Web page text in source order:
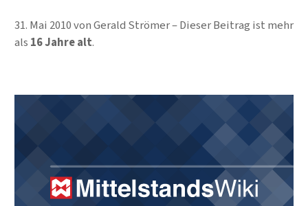
31. Mai 2010vonGerald Strömer
Dieser Beitrag ist mehr
als 16 Jahre alt.